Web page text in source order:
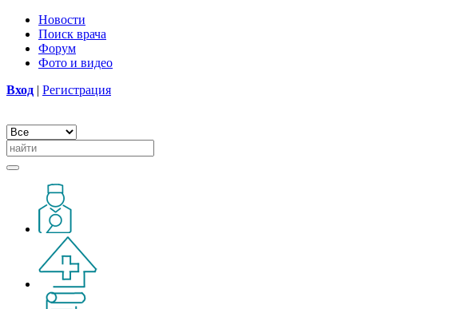
Новости
Поиск врача
Форум
Фото и видео
Вход | Регистрация